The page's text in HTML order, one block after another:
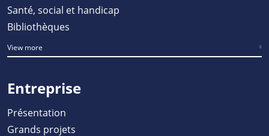
Santé, social et handicap
Bibliothèques
View more
Entreprise
Présentation
Grands projets